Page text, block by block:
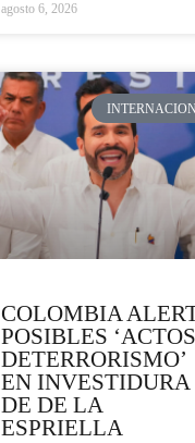
agosto 6, 2026
COLOMBIA
POSIBLES ‘ACTOS
DETERRORISMO’
EN INVESTIDURA
DE DE LA
ESPRIELLA